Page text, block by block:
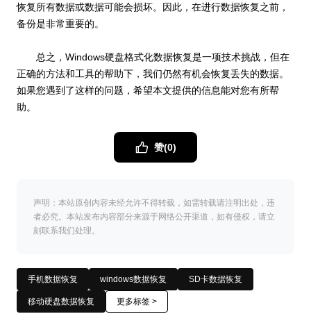
恢复所有数据或数据可能会损坏。因此，在进行数据恢复之前，
备份是非常重要的。
总之，Windows硬盘格式化数据恢复是一项技术挑战，但在
正确的方法和工具的帮助下，我们仍然有机会恢复丢失的数据。
如果您遇到了这样的问题，希望本文提供的信息能对您有所帮
助。
赞(0)
声明：本站原创内容未经允许不得转载，如需转载请注明出处，违
者必究。本站发布内容部分来源于网络公开渠道，如有侵权，请立
刻联系我们处理。
手机数据恢复 windows数据恢复 SD卡数据恢复
移动硬盘数据恢复 更多标签 >